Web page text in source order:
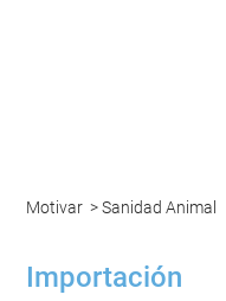
Motivar >Sanidad Animal
Importación